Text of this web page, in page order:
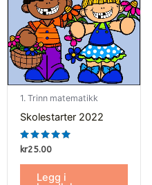
1. Trinn matematikk
Skolestarter 2022
Vurdert
5.00
av 5
kr25.00
Legg i